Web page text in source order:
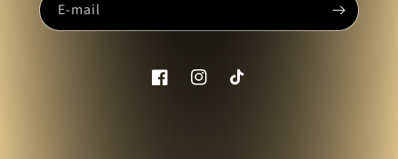
E-mail
FacebookInstagramTikTok